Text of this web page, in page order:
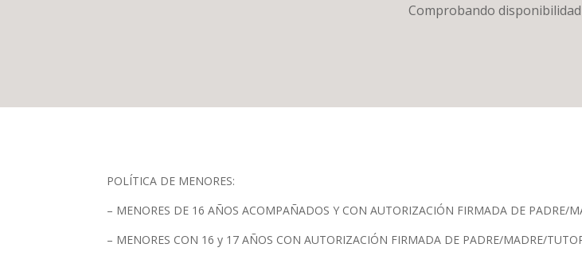
Comprobando disponibilidad
POLÍTICA DE MENORES:
– MENORES DE 16 AÑOS ACOMPAÑADOS Y CON AUTORIZACIÓN FIRMADA DE PADRE/
– MENORES CON 16 y 17 AÑOS CON AUTORIZACIÓN FIRMADA DE PADRE/MADRE/